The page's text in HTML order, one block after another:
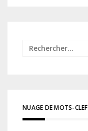
Rechercher :
NUAGE DE MOTS-